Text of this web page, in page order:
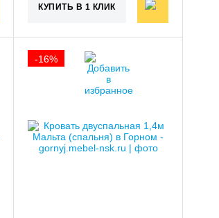
КУПИТЬ В 1 КЛИК
-16%